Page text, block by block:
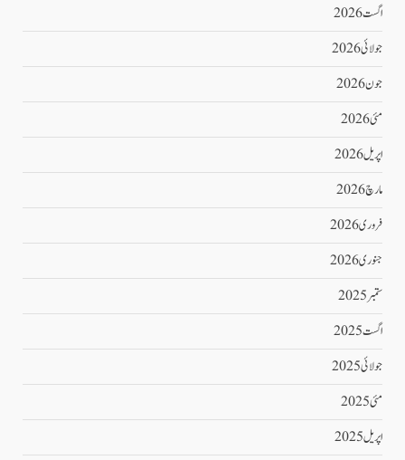
اگست 2026
جولائی 2026
جون 2026
مئی 2026
اپریل 2026
مارچ 2026
فروری 2026
جنوری 2026
ستمبر 2025
اگست 2025
جولائی 2025
مئی 2025
اپریل 2025